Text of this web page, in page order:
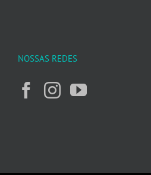
NOSSAS REDES